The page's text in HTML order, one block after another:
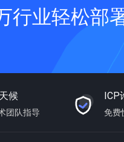
行业轻松部
候
团队指导
ICP
免费